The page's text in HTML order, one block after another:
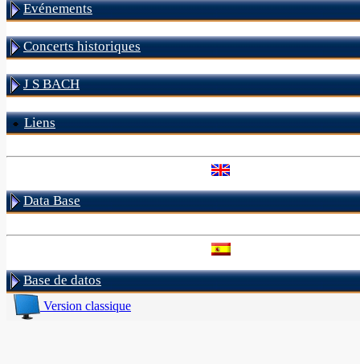
Evénements
Concerts historiques
J S BACH
Liens
Data Base
Base de datos
Version classique